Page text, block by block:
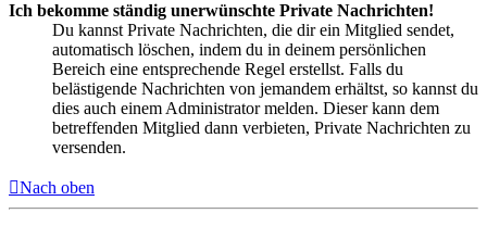
Ich bekomme ständig unerwünschte Private Nachrichten!
Du kannst Private Nachrichten, die dir ein Mitglied sendet,
automatisch löschen, indem du in deinem persönlichen
Bereich eine entsprechende Regel erstellst. Falls du
belästigende Nachrichten von jemandem erhältst, so kannst du
dies auch einem Administrator melden. Dieser kann dem
betreffenden Mitglied dann verbieten, Private Nachrichten zu
versenden.
Nach oben